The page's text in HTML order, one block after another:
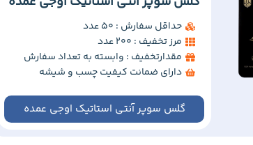
حداقل سفارش : 50 عدد
مرز تخفیف : 200 عدد
مقدارتخفیف : وابسته به تعداد سفارش
دارای ضمانت کیفیت چسب و شیشه
گلس سوپر آنتی استاتیک اوجی عمده